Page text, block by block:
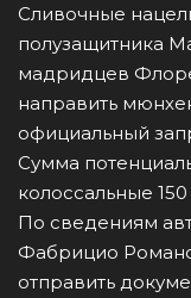
Сливочные
полузащитника
мадридцев
направить
официальный
Сумма
колоссальные
По сведениям
Фабрицио
отправить